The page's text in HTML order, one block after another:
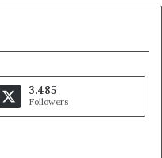
3.485
Followers